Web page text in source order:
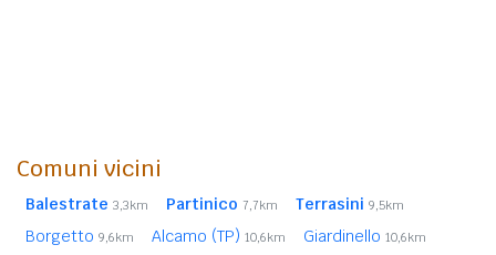
Comuni vicini
Balestrate 3,3km Partinico 7,7km Terrasini 9,5km
Borgetto 9,6km Alcamo (TP) 10,6km Giardinello 10,6km